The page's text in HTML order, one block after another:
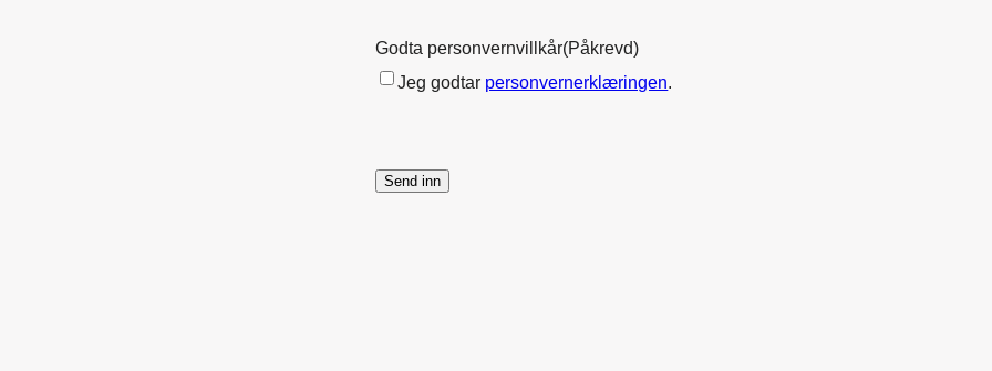
Godta personvernvillkår(Påkrevd)
Jeg godtar personvernerklæringen.
Send inn